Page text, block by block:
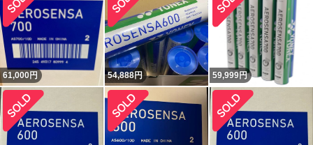
61,000円 54,888円 59,999円